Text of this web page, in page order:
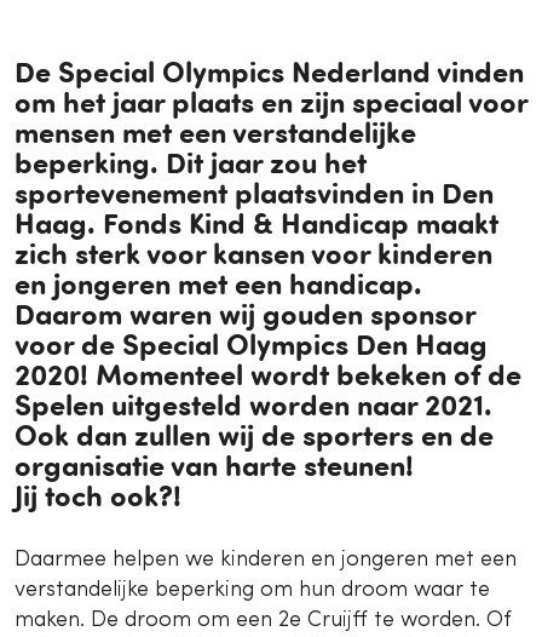
De Special Olympics Nederland vinden
om het jaar plaats en zijn speciaal voor
mensen met een verstandelijke
beperking. Dit jaar zou het
sportevenement plaatsvinden in Den
Haag. Fonds Kind & Handicap maakt
zich sterk voor kansen voor kinderen
en jongeren met een handicap.
Daarom waren wij gouden sponsor
voor de Special Olympics Den Haag
2020! Momenteel wordt bekeken of de
Spelen uitgesteld worden naar 2021.
Ook dan zullen wij de sporters en de
organisatie van harte steunen!
Jij toch ook?!
Daarmee helpen we kinderen en jongeren met een
verstandelijke beperking om hun droom waar te
maken. De droom om een 2e Cruijff te worden. Of